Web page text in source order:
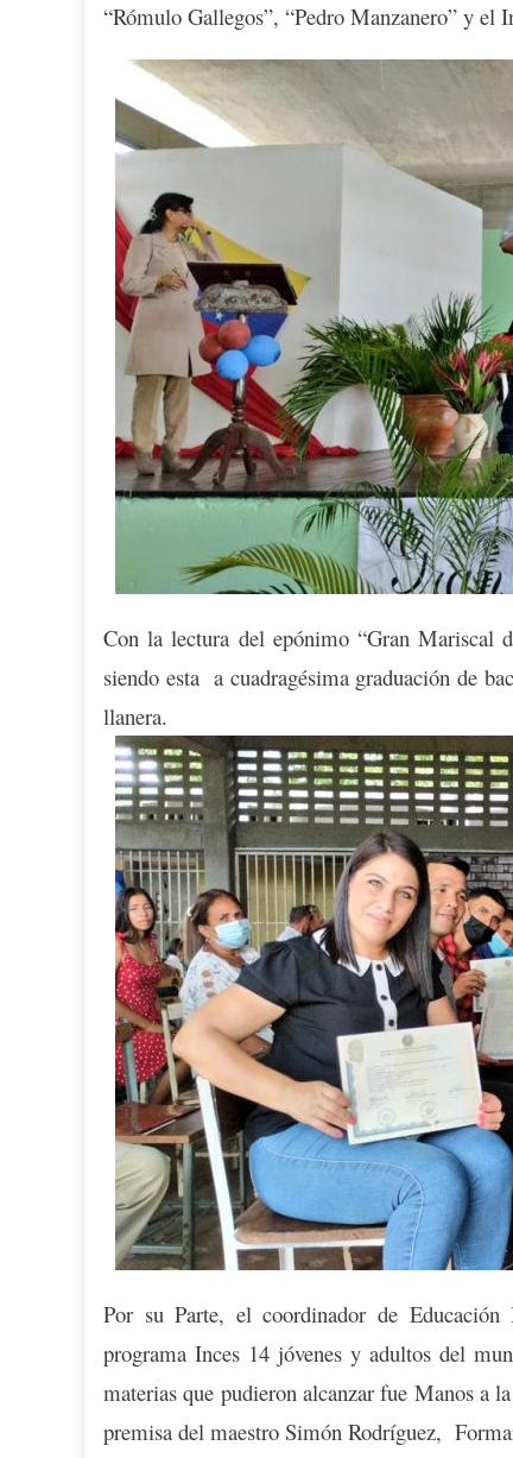
“Rómulo Gallegos”, “Pedro Manzanero” y
Con la lectura del epónimo “Gran Mariscal
siendo esta a cuadragésima graduación de
llanera.
Por su Parte, el coordinador de
programa Inces 14 jóvenes y adultos del
materias que pudieron alcanzar fue Manos a
premisa del maestro Simón Rodríguez,